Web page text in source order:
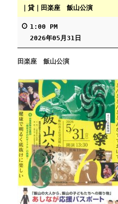
｜貸｜田楽座 飯山公演
1:00 PM
2026年05月31日
田楽座 飯山公演